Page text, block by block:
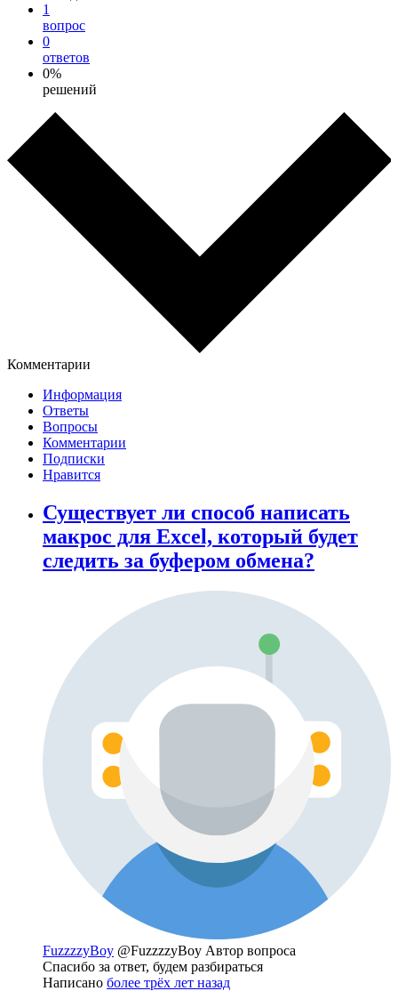
1
вопрос
0
ответов
0%
решений
Комментарии
Информация
Ответы
Вопросы
Комментарии
Подписки
Нравится
Существует ли способ написать
макрос для Excel, который будет
следить за буфером обмена?
FuzzzzyBoy @FuzzzzyBoy Автор вопроса
Спасибо за ответ, будем разбираться
Написано более трёх лет назад